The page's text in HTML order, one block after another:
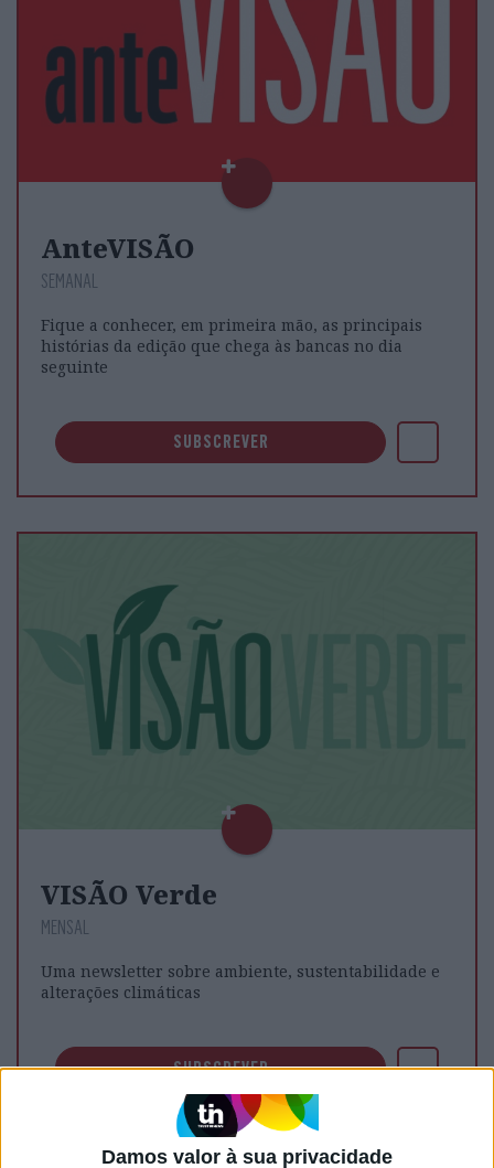
Damos valor à sua privacidade
AnteVISÃO
SEMANAL
Fique a conhecer, em primeira mão, as principais
histórias da edição que chega às bancas no dia
seguinte
SUBSCREVER
VISÃO Verde
MENSAL
Uma newsletter sobre ambiente, sustentabilidade e
alterações climáticas
SUBSCREVER